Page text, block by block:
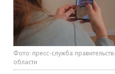
Фото: пресс-служба
области